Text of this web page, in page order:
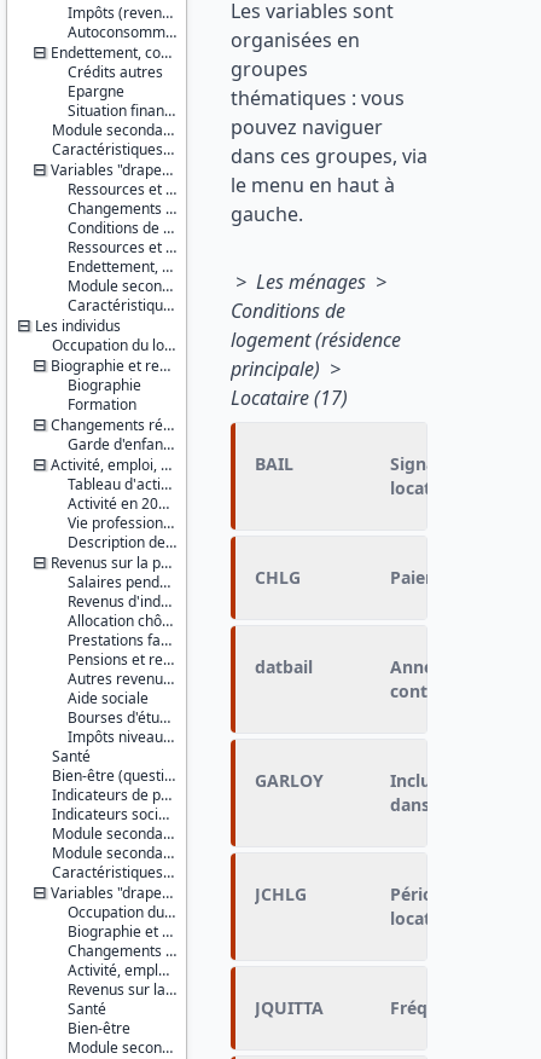
Impôts (revenu, locaux, fortune) / Prime pour l'emploi
Autoconsommation
Endettement, confort financier
Crédits autres
Epargne
Situation financière
Module secondaire européen
Caractéristiques d'enquête
Variables "drapeau"
Ressources et charges en période courante
Changements récents et jeunes enfants
Conditions de logement (résidence principale)
Ressources et charges
Endettement, confort financier
Module secondaire européen
Caractéristiques d'enquête
Les individus
Occupation du logement
Biographie et ressources culturelles
Biographie
Formation
Changements récents et jeunes enfants
Garde d'enfants âgés de 12 ans ou moins
Activité, emploi, profession
Tableau d'activité
Activité en 2015 et 2016
Vie professionnelle et marché du travail
Description de l'activité ou ancienne activité
Revenus sur la période de référence
Salaires pendant la période de référence
Revenus d'indépendants non salariés
Allocation chômage
Prestations familiales
Pensions et retraites
Autres revenus et divers
Aide sociale
Bourses d'études
Impôts niveau individus
Santé
Bien-être (questionnaire auto-administré inclus)
Indicateurs de pauvreté européen
Indicateurs sociaux (IS1)
Module secondaire de 2016
Module secondaire européen
Caractéristiques d'enquête
Variables "drapeau"
Occupation du logement
Biographie et ressources culturelles
Changements récents et jeunes enfants
Activité, emploi, profession
Revenus sur la période de référence
Santé
Bien-être
Module secondaire et indicateurs sociaux (IS1)
Couverture
géographique :
France
métropolitaine
Producteur :
INSEE
Diffuseur :
Progedo-
Adisp
Les variables sont
organisées en
groupes
thématiques : vous
pouvez naviguer
dans ces groupes, via
le menu en haut à
gauche.
> Les ménages >
Conditions de
logement (résidence
principale) >
Locataire (17)
BAIL
Signature d'un
location
CHLG Paiement de
datbail
Année de
contrat de
GARLOY
Inclusion du
dans le loyer
JCHLG
Périodicité de
locatives
JQUITTA Fréquence du